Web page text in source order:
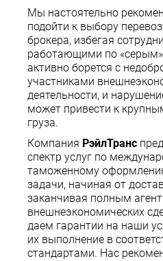
Мы настоятельно
подойти к выбору
брокера, избегая
работающими по
активно борется с
участниками
деятельности, и
может привести к
груза.
Компания РэйлТранс
спектр услуг по
таможенному
задачи, начиная от
заканчивая полным
внешнеэкономических
даем гарантии на наши
их выполнение в
стандартами. Нас